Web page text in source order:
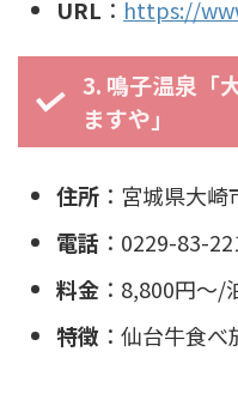
URL ： https://
3. 鳴子温泉「
ますや」
住所 ：宮城県大
電話 ：0229-83-
料金 ：8,800円〜/
特徴 ：仙台牛食